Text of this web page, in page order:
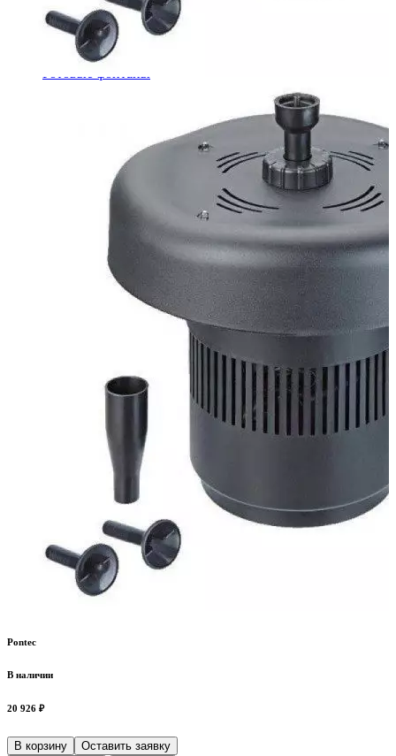
Каталог
Шкафы управления
Системы фильтрации
Электрооборудование
Плавающие фонтаны
Пешеходные модули
Pontec
В наличии
20 926 ₽
В корзину
Оставить заявку